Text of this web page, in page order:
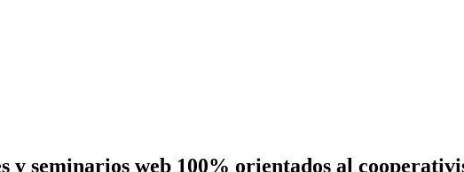
y seminarios web 100% orientados al